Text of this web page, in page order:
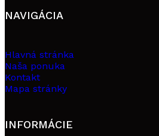
NAVIGÁCIA
Hlavná stránka
Naša ponuka
Kontakt
Mapa stránky
INFORMÁCIE